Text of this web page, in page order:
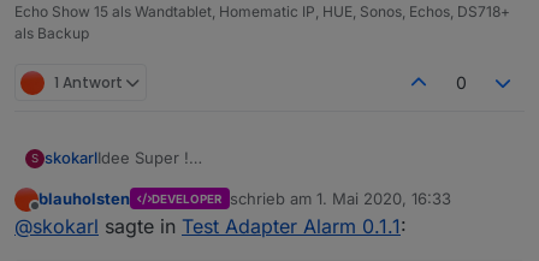
Echo Show 15 als Wandtablet, Homematic IP, HUE, Sonos, Echos, DS718+
als Backup
1 Antwort 0
S skokarlIdee Super !
aber nen ganz kleines Beispiel für den Einstieg fehlt
noch ....
Offline
blauholsten DEVELOPER schrieb am 1. Mai 2020, 16:33
zuletzt editiert von
@skokarl sagte in Test Adapter Alarm 0.1.1: